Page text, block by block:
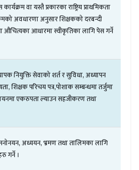
कार्यक्रमवायस्तैप्रकारकाराष्ट्रियप्राथमिकता
अवधारणाअनुसारशिक्षककोदरबन्दी
औचित्यकाआधारमास्वीकृतिकालागिपेसगर्ने
नियुक्तिसेवाकोशर्तरसुविधा,अध्यापन
,शिक्षकपरिचयपत्र,पोशाकसम्बन्धमातर्जुमा
एकरुपताल्याउनसहजीकरणतथा
,अध्ययन,भ्रमणतथातालिमकालागि
गर्ने ।